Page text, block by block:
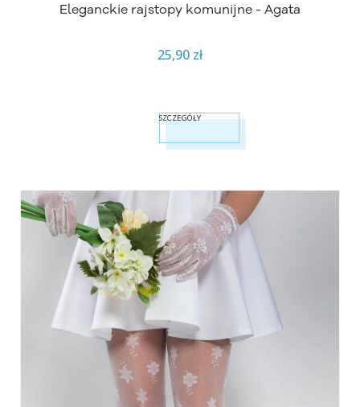
Eleganckie rajstopy komunijne - Agata
25,90 zł
SZCZEGÓŁY